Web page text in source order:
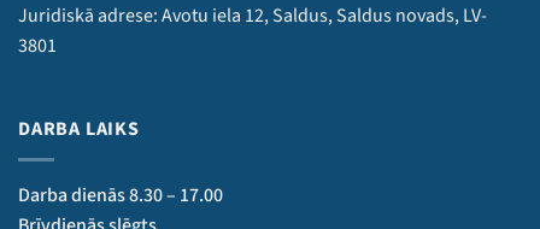
Juridiskā adrese: Avotu iela 12, Saldus, Saldus novads, LV-
3801
DARBA LAIKS
Darba dienās 8.30 – 17.00